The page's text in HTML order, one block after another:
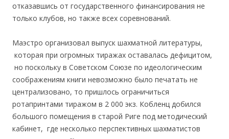
отказавшись от государственного финансирования не
только клубов, но также всех соревнований.
Маэстро организовал выпуск шахматной литературы,
которая при огромных тиражах оставалась дефицитом,
но поскольку в Советском Союзе по идеологическим
соображениям книги невозможно было печатать не
централизовано, то пришлось ограничиться
ротапринтами тиражом в 2 000 экз. Кобленц добился
большого помещения в старой Риге под методический
кабинет, где несколько перспективных шахматистов